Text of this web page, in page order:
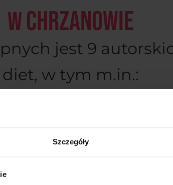
Szczegóły
WChrzanowie
jest 9
diet, w tym m.in.: